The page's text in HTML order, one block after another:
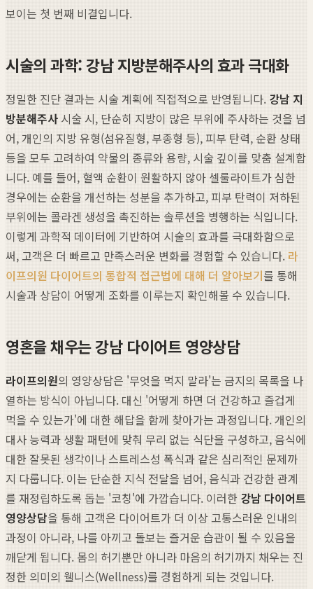
보이는 첫 번째 비결입니다.
시술의 과학: 강남 지방분해주사의 효과 극대화
정밀한 진단 결과는 시술 계획에 직접적으로 반영됩니다. 강남 지
방분해주사 시술 시, 단순히 지방이 많은 부위에 주사하는 것을 넘
어, 개인의 지방 유형(섬유질형, 부종형 등), 피부 탄력, 순환 상태
등을 모두 고려하여 약물의 종류와 용량, 시술 깊이를 맞춤 설계합
니다. 예를 들어, 혈액 순환이 원활하지 않아 셀룰라이트가 심한
경우에는 순환을 개선하는 성분을 추가하고, 피부 탄력이 저하된
부위에는 콜라겐 생성을 촉진하는 솔루션을 병행하는 식입니다.
이렇게 과학적 데이터에 기반하여 시술의 효과를 극대화함으로
써, 고객은 더 빠르고 만족스러운 변화를 경험할 수 있습니다. 라
이프의원 다이어트의 통합적 접근법에 대해 더 알아보기를 통해
시술과 상담이 어떻게 조화를 이루는지 확인해볼 수 있습니다.
영혼을 채우는 강남 다이어트 영양상담
라이프의원의 영양상담은 '무엇을 먹지 말라'는 금지의 목록을 나
열하는 방식이 아닙니다. 대신 '어떻게 하면 더 건강하고 즐겁게
먹을 수 있는가'에 대한 해답을 함께 찾아가는 과정입니다. 개인의
대사 능력과 생활 패턴에 맞춰 무리 없는 식단을 구성하고, 음식에
대한 잘못된 생각이나 스트레스성 폭식과 같은 심리적인 문제까
지 다룹니다. 이는 단순한 지식 전달을 넘어, 음식과 건강한 관계
를 재정립하도록 돕는 '코칭'에 가깝습니다. 이러한 강남 다이어트
영양상담을 통해 고객은 다이어트가 더 이상 고통스러운 인내의
과정이 아니라, 나를 아끼고 돌보는 즐거운 습관이 될 수 있음을
깨닫게 됩니다. 몸의 허기뿐만 아니라 마음의 허기까지 채우는 진
정한 의미의 웰니스(Wellness)를 경험하게 되는 것입니다.